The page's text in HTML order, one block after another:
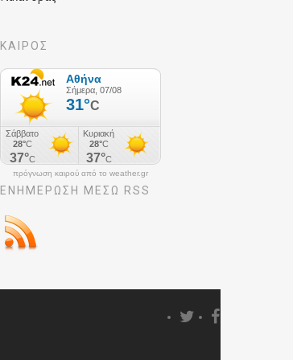
ΚΑΙΡΟΣ
πρόγνωση καιρού από το weather.gr
ΕΝΗΜΈΡΩΣΉ ΜΕΣΩ RSS